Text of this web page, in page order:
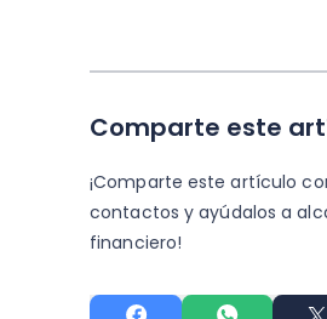
Comparte este
¡Comparte este artículo
contactos y ayúdalos a
financiero!